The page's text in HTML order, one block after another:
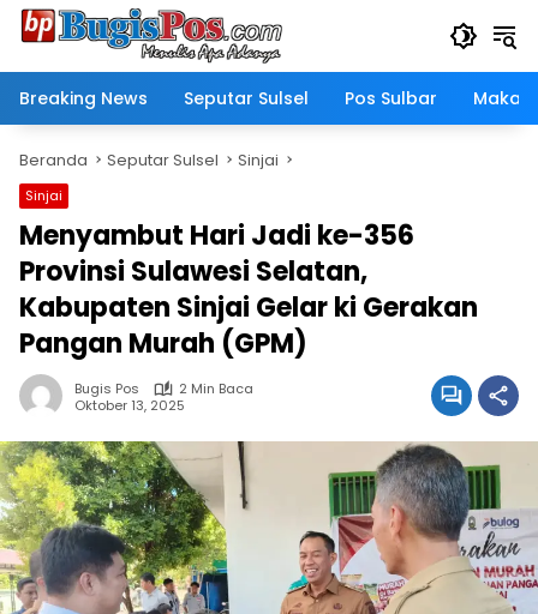
Langsung
Breaking News
Seputar Sulsel Pos Sulbar
Beranda Seputar Sulsel Sinjai
Sinjai
Menyambut Hari Jadi ke-356
Provinsi Sulawesi Selatan,
Kabupaten Sinjai Gelar ki Gerakan
Pangan Murah (GPM)
Bugis Pos
2 Min Baca
Oktober 13, 2025